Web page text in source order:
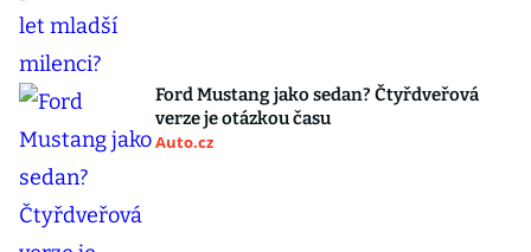
Ford Mustang jako sedan? Čtyřdveřová
verze je otázkou času
Auto.cz